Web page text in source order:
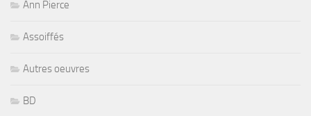
Ann Pierce
Assoiffés
Autres oeuvres
BD